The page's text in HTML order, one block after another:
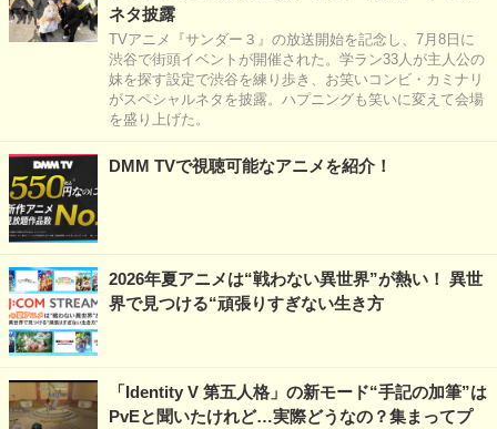
ネタ披露
TVアニメ『サンダー３』の放送開始を記念し、7月8日に
渋谷で街頭イベントが開催された。学ラン33人が主人公の
妹を探す設定で渋谷を練り歩き、お笑いコンビ・カミナリ
がスペシャルネタを披露。ハプニングも笑いに変えて会場
を盛り上げた。
DMM TVで視聴可能なアニメを紹介！
2026年夏アニメは“戦わない異世界”が熱い！ 異世
界で見つける“頑張りすぎない生き方
「Identity V 第五人格」の新モード“手記の加筆”は
PvEと聞いたけれど…実際どうなの？集まってプ